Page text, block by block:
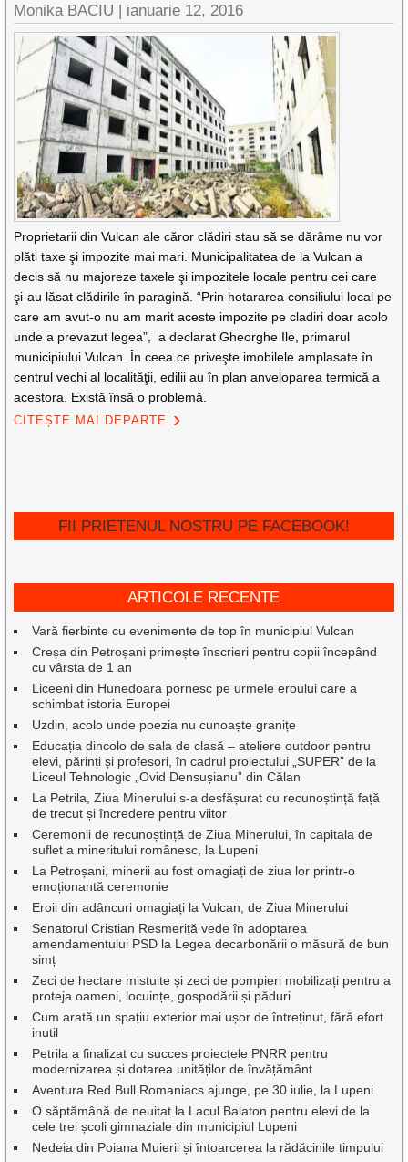
Monika BACIU | ianuarie 12, 2016
Proprietarii din Vulcan ale căror clădiri stau să se dărâme nu vor
plăti taxe şi impozite mai mari. Municipalitatea de la Vulcan a
decis să nu majoreze taxele şi impozitele locale pentru cei care
şi-au lăsat clădirile în paragină. “Prin hotararea consiliului local pe
care am avut-o nu am marit aceste impozite pe cladiri doar acolo
unde a prevazut legea”, a declarat Gheorghe Ile, primarul
municipiului Vulcan. În ceea ce priveşte imobilele amplasate în
centrul vechi al localităţii, edilii au în plan anveloparea termică a
acestora. Există însă o problemă.
CITEȘTE MAI DEPARTE
FII PRIETENUL NOSTRU PE FACEBOOK!
ARTICOLE RECENTE
Vară fierbinte cu evenimente de top în municipiul Vulcan
Creșa din Petroșani primește înscrieri pentru copii începând
cu vârsta de 1 an
Liceeni din Hunedoara pornesc pe urmele eroului care a
schimbat istoria Europei
Uzdin, acolo unde poezia nu cunoaște granițe
Educația dincolo de sala de clasă – ateliere outdoor pentru
elevi, părinți și profesori, în cadrul proiectului „SUPER” de la
Liceul Tehnologic „Ovid Densușianu” din Călan
La Petrila, Ziua Minerului s-a desfășurat cu recunoștință față
de trecut și încredere pentru viitor
Ceremonii de recunoștință de Ziua Minerului, în capitala de
suflet a mineritului românesc, la Lupeni
La Petroșani, minerii au fost omagiați de ziua lor printr-o
emoționantă ceremonie
Eroii din adâncuri omagiați la Vulcan, de Ziua Minerului
Senatorul Cristian Resmeriță vede în adoptarea
amendamentului PSD la Legea decarbonării o măsură de bun
simț
Zeci de hectare mistuite și zeci de pompieri mobilizați pentru a
proteja oameni, locuințe, gospodării și păduri
Cum arată un spațiu exterior mai ușor de întreținut, fără efort
inutil
Petrila a finalizat cu succes proiectele PNRR pentru
modernizarea și dotarea unităților de învățământ
Aventura Red Bull Romaniacs ajunge, pe 30 iulie, la Lupeni
O săptămână de neuitat la Lacul Balaton pentru elevi de la
cele trei școli gimnaziale din municipiul Lupeni
Nedeia din Poiana Muierii și întoarcerea la rădăcinile timpului